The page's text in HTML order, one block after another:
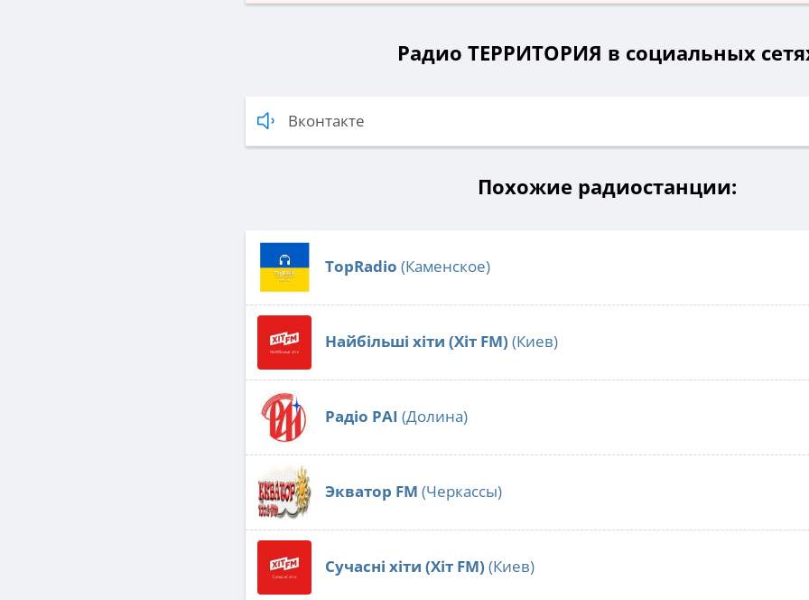
Радио ТЕРРИТОРИЯ в социальных
Вконтакте
Похожие радиостанции:
TopRadio (Каменское)
Найбільші хіти (Хіт FM) (Киев)
Радіо РАІ (Долина)
Экватор FM (Черкассы)
Сучасні хіти (Хіт FM) (Киев)